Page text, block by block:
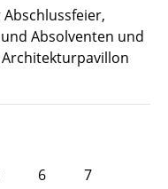
Absolventen und
6 7